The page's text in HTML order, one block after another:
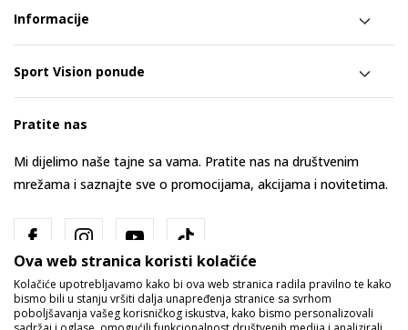
Informacije
Sport Vision ponude
Pratite nas
Mi dijelimo naše tajne sa vama. Pratite nas na društvenim
mrežama i saznajte sve o promocijama, akcijama i novitetima.
Ova web stranica koristi kolačiće
Kolačiće upotrebljavamo kako bi ova web stranica radila pravilno te kako
bismo bili u stanju vršiti dalja unapređenja stranice sa svrhom
poboljšavanja vašeg korisničkog iskustva, kako bismo personalizovali